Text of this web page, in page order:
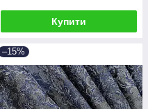
Купити
–15%